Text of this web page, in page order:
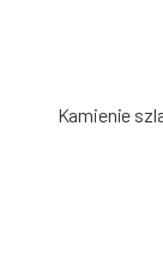
Kamienie